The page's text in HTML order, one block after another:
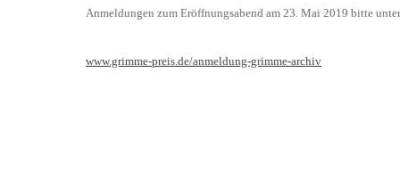
Anmeldungen zum Eröffnungsabend am 23. Mai 2019 bitte
www.grimme-preis.de/anmeldung-grimme-archiv